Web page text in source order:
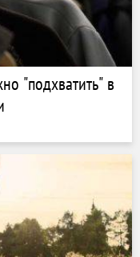
"подхватить" в